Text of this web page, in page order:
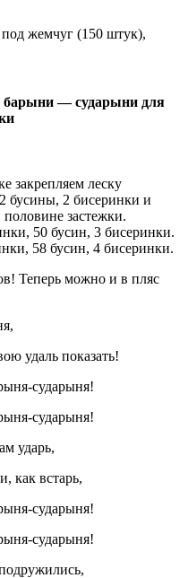
жемчуг (150 штук),
барыни — сударыни для
закрепляем леску
бусины, 2 бисеринки и
половине застежки.
50 бусин, 3 бисеринки.
58 бусин, 4 бисеринки.
Теперь можно и в пляс
удаль показать!
сударыня!
сударыня!
ударь,
как встарь,
сударыня!
сударыня!